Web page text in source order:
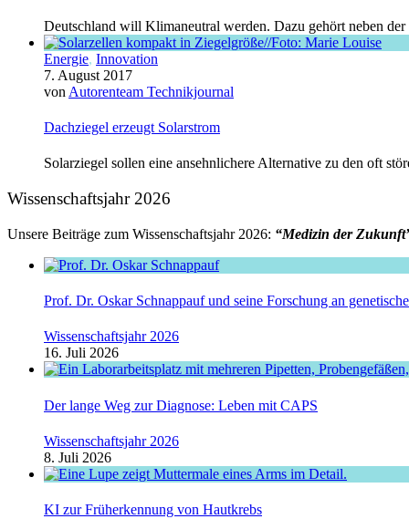
Deutschland will Klimaneutral werden. Dazu gehört neben
Energie, Innovation
7. August 2017
von Autorenteam Technikjournal
Dachziegel erzeugt Solarstrom
Solarziegel sollen eine ansehnlichere Alternative zu den oft
Wissenschaftsjahr 2026
Unsere Beiträge zum Wissenschaftsjahr 2026: “Medizin der
Prof. Dr. Oskar Schnappauf und seine Forschung an
Wissenschaftsjahr 2026
16. Juli 2026
Der lange Weg zur Diagnose: Leben mit CAPS
Wissenschaftsjahr 2026
8. Juli 2026
KI zur Früherkennung von Hautkrebs